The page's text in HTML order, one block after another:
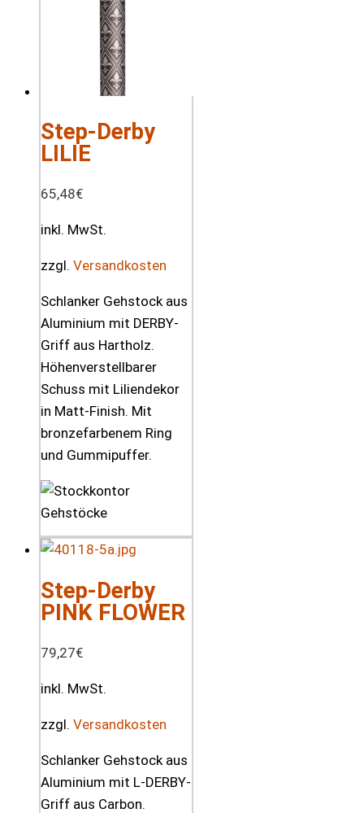
Step-Derby
LILIE
65,48€
inkl. MwSt.
zzgl. Versandkosten
Schlanker Gehstock aus
Aluminium mit DERBY-
Griff aus Hartholz.
Höhenverstellbarer
Schuss mit Liliendekor
in Matt-Finish. Mit
bronzefarbenem Ring
und Gummipuffer.
Step-Derby
PINK FLOWER
79,27€
inkl. MwSt.
zzgl. Versandkosten
Schlanker Gehstock aus
Aluminium mit L-DERBY-
Griff aus Carbon.